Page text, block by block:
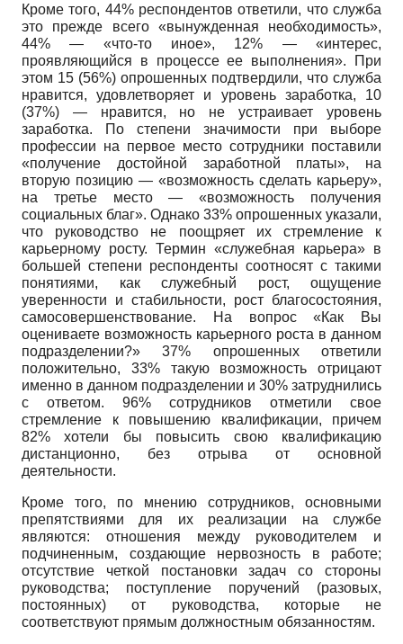
Кроме того, 44% респондентов ответили, что служба
это прежде всего «вынужденная необходимость»,
44% — «что-то иное», 12% — «интерес,
проявляющийся в процессе ее выполнения». При
этом 15 (56%) опрошенных подтвердили, что служба
нравится, удовлетворяет и уровень заработка, 10
(37%) — нравится, но не устраивает уровень
заработка. По степени значимости при выборе
профессии на первое место сотрудники поставили
«получение достойной заработной платы», на
вторую позицию — «возможность сделать карьеру»,
на третье место — «возможность получения
социальных благ». Однако 33% опрошенных указали,
что руководство не поощряет их стремление к
карьерному росту. Термин «служебная карьера» в
большей степени респонденты соотносят с такими
понятиями, как служебный рост, ощущение
уверенности и стабильности, рост благосостояния,
самосовершенствование. На вопрос «Как Вы
оцениваете возможность карьерного роста в данном
подразделении?» 37% опрошенных ответили
положительно, 33% такую возможность отрицают
именно в данном подразделении и 30% затруднились
с ответом. 96% сотрудников отметили свое
стремление к повышению квалификации, причем
82% хотели бы повысить свою квалификацию
дистанционно, без отрыва от основной
деятельности.
Кроме того, по мнению сотрудников, основными
препятствиями для их реализации на службе
являются: отношения между руководителем и
подчиненным, создающие нервозность в работе;
отсутствие четкой постановки задач со стороны
руководства; поступление поручений (разовых,
постоянных) от руководства, которые не
соответствуют прямым должностным обязанностям.